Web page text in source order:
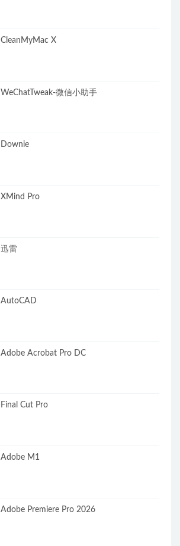
CleanMyMac X
WeChatTweak-微信小助手
Downie
XMind Pro
迅雷
AutoCAD
Adobe Acrobat Pro DC
Final Cut Pro
Adobe M1
Adobe Premiere Pro 2026